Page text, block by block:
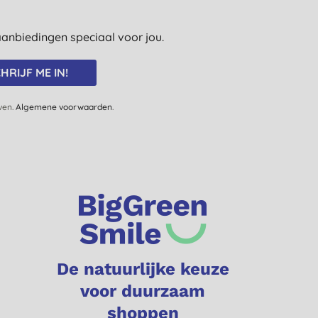
speciaal voor jou.
ME IN!
Algemene voorwaarden.
De natuurlijke keuze
voor duurzaam
shoppen